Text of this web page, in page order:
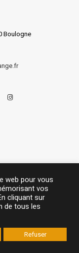
Boulogne
Partenaires
web pour vous
vos
cliquant sur
de tous les
Refuser